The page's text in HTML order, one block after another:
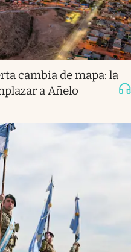
cambia de mapa: la
a Añelo